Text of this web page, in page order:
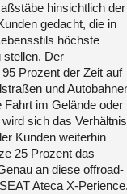
hinsichtlich der
gedacht, die in
höchste
stellen. Der
Prozent der Zeit auf
und
Fahrt im Gelände oder
sich das Verhältnis
Kunden weiterhin
25 Prozent das
an diese offroad-
Ateca X-